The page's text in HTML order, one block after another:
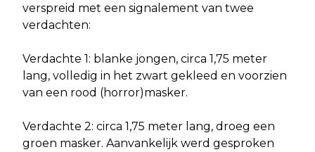
verspreid met een signalement van twee
verdachten:
Verdachte 1: blanke jongen, circa 1,75 meter
lang, volledig in het zwart gekleed en voorzien
van een rood (horror)masker.
Verdachte 2: circa 1,75 meter lang, droeg een
groen masker. Aanvankelijk werd gesproken